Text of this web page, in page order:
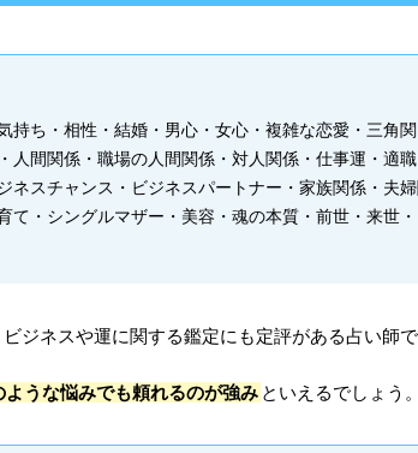
持ち・相性・結婚・男心・女心・複雑な恋愛・三角関
間関係・職場の人間関係・対人関係・仕事運・適職
ネスチャンス・ビジネスパートナー・家族関係・夫
・シングルマザー・美容・魂の本質・前世・来世・
ジネスや運に関する鑑定にも定評がある占い師で
うな悩みでも頼れるのが強み といえるでしょう。